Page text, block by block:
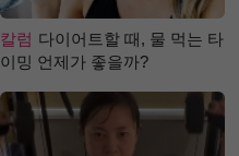
칼럼 다이어트할 때, 물 먹는 타
이밍 언제가 좋을까?